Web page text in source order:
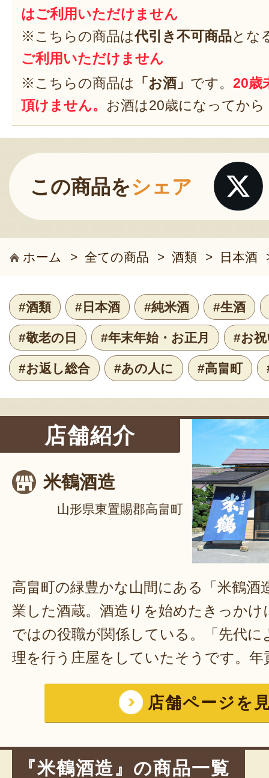
はご利用いただけません
※こちらの商品は代引き不可商品とな
ご利用いただけません
※こちらの商品は
「お酒」 です。 20歳
頂けません。 お酒は20歳になってから
この商品をシェア
ホーム > 全ての商品 > 酒類 > 日本酒
#酒類 #日本酒 #純米酒 #生酒
#敬老の日 #年末年始・お正月 #お
#お返し総合 #あの人に #高畠町
店舗紹介
米鶴酒造
山形県東置賜郡高畠町
高畠町の緑豊かな山間にある「米鶴酒
業した酒蔵。酒造りを始めたきっかけ
ではの役職が関係している。「先代に
理を行う庄屋をしていたそうです。年
では消費しきれなかった米を、酒に
います。江戸末期には、地元を治め
務めました」と、代表取締役社長の梅
る。明治に入ると、地域にある30件
店舗ページを
『米鶴酒造』の商品一覧